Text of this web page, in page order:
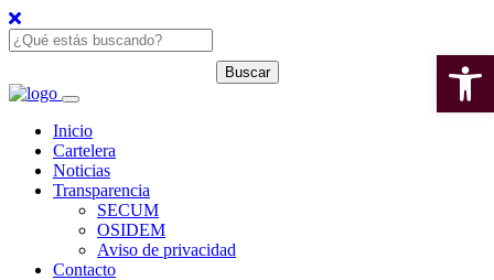
Inicio
Cartelera
Noticias
Transparencia
SECUM
OSIDEM
Aviso de privacidad
Contacto